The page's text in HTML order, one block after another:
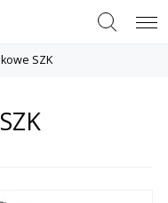
Szukaj Menu
SZK